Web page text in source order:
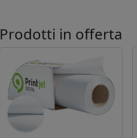
Prodotti in offerta